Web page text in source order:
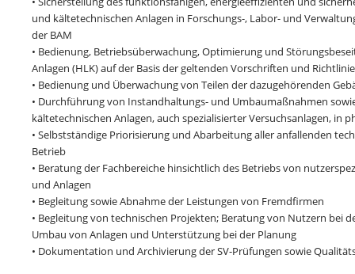
und kältetechnischen Anlagen in Forschungs-, Labor- und
der BAM
• Bedienung, Betriebsüberwachung, Optimierung und
Anlagen (HLK) auf der Basis der geltenden Vorschriften und
• Bedienung und Überwachung von Teilen der dazugehörenden
• Durchführung von Instandhaltungs- und Umbaumaßnahmen
kältetechnischen Anlagen, auch spezialisierter Versuchsanlagen, in
• Selbstständige Priorisierung und Abarbeitung aller anfallenden
Betrieb
• Beratung der Fachbereiche hinsichtlich des Betriebs von
und Anlagen
• Begleitung sowie Abnahme der Leistungen von Fremdfirmen
• Begleitung von technischen Projekten; Beratung von Nutzern bei
Umbau von Anlagen und Unterstützung bei der Planung
• Dokumentation und Archivierung der SV-Prüfungen sowie